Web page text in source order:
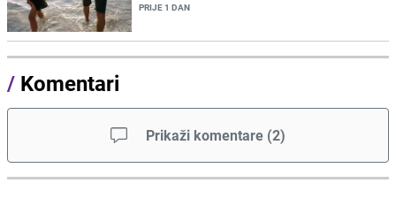
PRIJE 1 DAN
/ Komentari
Prikaži komentare (2)